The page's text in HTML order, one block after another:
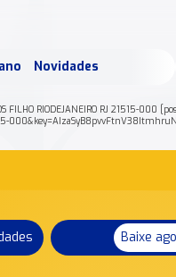
Novidades
RIODEJANEIRO RJ 21515-
Baixe